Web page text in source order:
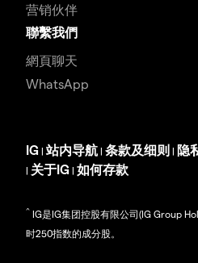
营销伙伴
聯繫我們
網頁聊天
WhatsApp
IG |站内导航 | 条款及细则 | 隐
| 关于IG | 如何存款
^ IG是IG集团控股有限公司(IG Group
时250指数的成分股。